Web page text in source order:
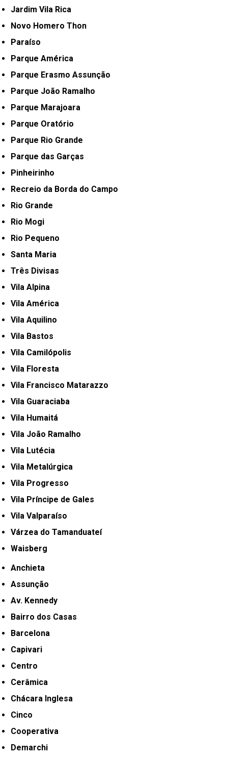
Jardim Vila Rica
Novo Homero Thon
Paraíso
Parque América
Parque Erasmo Assunção
Parque João Ramalho
Parque Marajoara
Parque Oratório
Parque Rio Grande
Parque das Garças
Pinheirinho
Recreio da Borda do Campo
Rio Grande
Rio Mogi
Rio Pequeno
Santa Maria
Três Divisas
Vila Alpina
Vila América
Vila Aquilino
Vila Bastos
Vila Camilópolis
Vila Floresta
Vila Francisco Matarazzo
Vila Guaraciaba
Vila Humaitá
Vila João Ramalho
Vila Lutécia
Vila Metalúrgica
Vila Progresso
Vila Príncipe de Gales
Vila Valparaíso
Várzea do Tamanduateí
Waisberg
Anchieta
Assunção
Av. Kennedy
Bairro dos Casas
Barcelona
Capivari
Centro
Cerâmica
Chácara Inglesa
Cinco
Cooperativa
Demarchi